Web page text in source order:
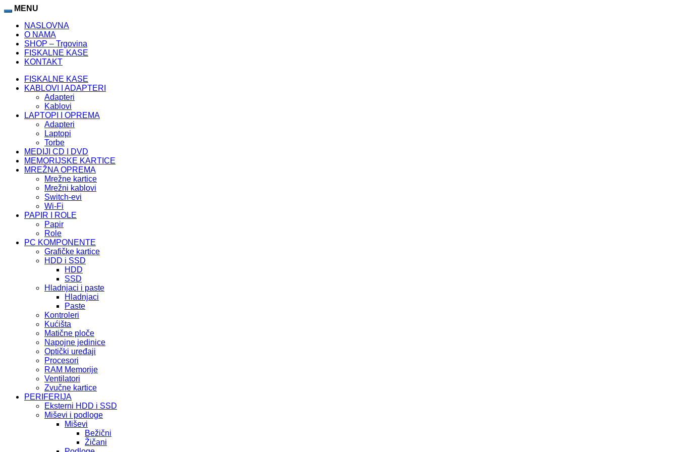
MENU
NASLOVNA
O NAMA
SHOP – Trgovina
FISKALNE KASE
KONTAKT
FISKALNE KASE
KABLOVI I ADAPTERI
Adapteri
Kablovi
LAPTOPI I OPREMA
Adapteri
Laptopi
Torbe
MEDIJI CD I DVD
MEMORIJSKE KARTICE
MREŽNA OPREMA
Mrežne kartice
Mrežni kablovi
Switch-evi
Wi-Fi
PAPIR I ROLE
Papir
Role
PC KOMPONENTE
Grafičke kartice
HDD i SSD
HDD
SSD
Hladnjaci i paste
Hladnjaci
Paste
Kontroleri
Kućišta
Matične ploče
Napojne jedinice
Optički uređaji
Procesori
RAM Memorije
Ventilatori
Zvučne kartice
PERIFERIJA
Eksterni HDD i SSD
Miševi i podloge
Miševi
Bežični
Žičani